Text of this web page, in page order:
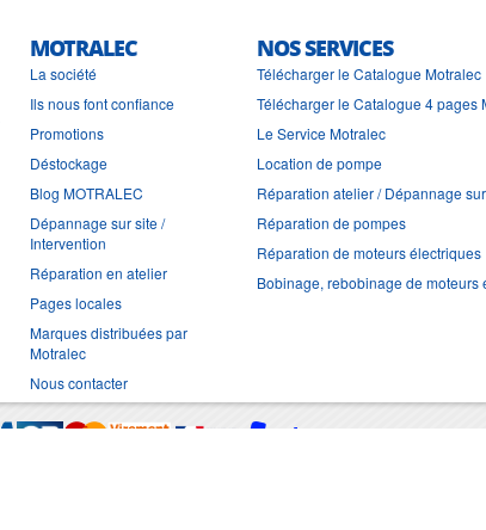
MOTRALEC
La société
Ils nous font confiance
Promotions
Déstockage
Blog MOTRALEC
Dépannage sur site /
Intervention
Réparation en atelier
Pages locales
Marques distribuées par
Motralec
Nous contacter
NOS SERVICES
Télécharger le Catalogue Motralec
Télécharger le Catalogue 4 pages
Le Service Motralec
Location de pompe
Réparation atelier / Dépannage
Réparation de pompes
Réparation de moteurs électriques
Bobinage, rebobinage de moteurs